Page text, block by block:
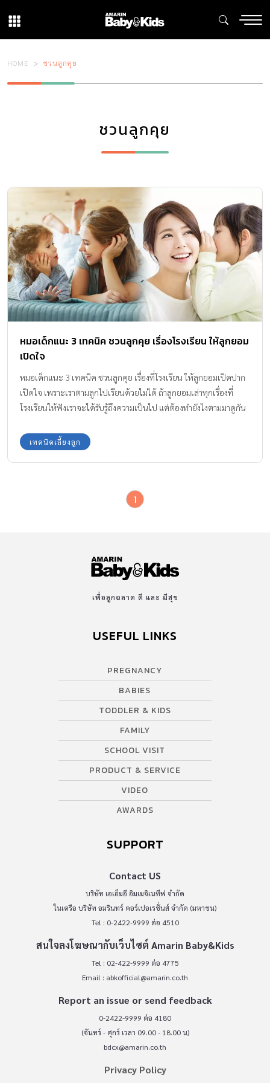
HOME ชวนลูกคุย
ชวนลูกคุย
หมอเด็กแนะ 3 เทคนิค ชวนลูกคุย เรื่องโรงเรียน ให้ลูกยอม
เปิดใจ
หมอเด็กแนะ 3 เทคนิค ชวนลูกคุย เรื่องที่โรงเรียน ให้ลูกยอมเปิดปาก
เปิดใจ เพราะเราตามลูกไปเรียนด้วยไม่ได้ ถ้าลูกยอมเล่าทุกเรื่องที่
โรงเรียนให้ฟังเราจะได้รับรู้ถึงความเป็นไป แต่ต้องทำยังไงตามมาดูกัน
เทคนิคเลี้ยงลูก
1
เพื่อลูกฉลาด ดี และ มีสุข
USEFUL LINKS
PREGNANCY
BABIES
TODDLER & KIDS
FAMILY
SCHOOL VISIT
PRODUCT & SERVICE
VIDEO
AWARDS
SUPPORT
Contact US
บริษัท เอเอ็มอี อิมเมจิเนทีฟ จำกัด
ในเครือ บริษัท อมรินทร์ คอร์เปอเรชั่นส์ จำกัด (มหาชน)
Tel : 0-2422-9999 ต่อ 4510
สนใจลงโฆษณากับเว็บไซต์ Amarin Baby&Kids
Tel : 02-422-9999 ต่อ 4775
Email : abkofficial@amarin.co.th
Report an issue or send feedback
0-2422-9999 ต่อ 4180
(จันทร์ - ศุกร์ เวลา 09.00 - 18.00 น)
bdcx@amarin.co.th
Privacy Policy